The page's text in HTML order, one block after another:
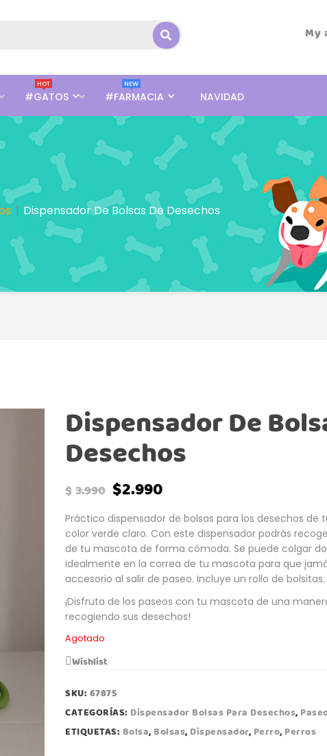
My
#GATOS
HOT
#FARMACIA
NEW
NAVIDAD
Dispensador De Bolsas De Desechos
Dispensador De
Desechos
$3.990 $2.990
Práctico dispensador de bolsas para los desechos de
color verde claro. Con este dispensador podrás
de tu mascota de forma cómoda. Se puede colgar
idealmente en la correa de tu mascota para que
accesorio al salir de paseo. Incluye un rollo de bolsitas.
¡Disfruta de los paseos con tu mascota de una
recogiendo sus desechos!
Agotado
Wishlist
SKU: 67875
CATEGORÍAS: Dispensador Bolsas Para Desechos,
ETIQUETAS: Bolsa, Bolsas, Dispensador, Perro, Perros